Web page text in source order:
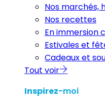
Nos marchés,
Nos recettes
En immersion
Estivales et
Cadeaux et
Tout voir
Inspirez-moi